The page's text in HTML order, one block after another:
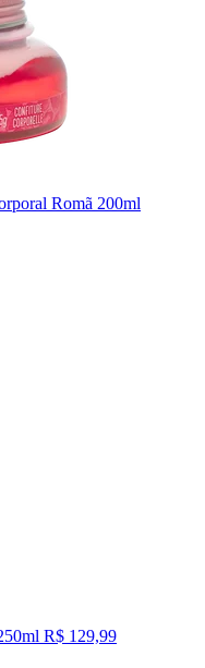
Romã 200ml
R$ 129,99